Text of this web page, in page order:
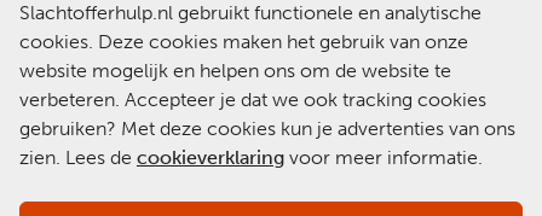
Slachtofferhulp.nl gebruikt functionele en analytische
cookies. Deze cookies maken het gebruik van onze
website mogelijk en helpen ons om de website te
verbeteren. Accepteer je dat we ook tracking cookies
gebruiken? Met deze cookies kun je advertenties van ons
zien. Lees de cookieverklaring voor meer informatie.
Slachtofferhulp.nl
Chat met een
medewerker